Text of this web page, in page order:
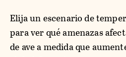
Elija un escenario de
para ver qué amenazas
de ave a medida que